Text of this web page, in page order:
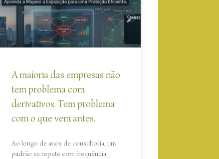
A maioria das empresas não
tem problema com
derivativos. Tem problema
com o que vem antes.
Ao longo de anos de consultoria, um
padrão se repete com frequência: